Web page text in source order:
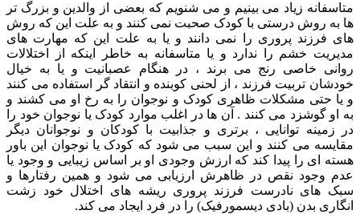
متاسفانه زیاد می بینیم و می شنویم که بعضی از والدین و بزرگ تر
ها به روش درستی با کودک صحبت نمی کنند و به علت این که روش
های فرزند پروری را نمی دانند و یا به علت این که مهارت های
مدیریت خشم را ندارد و یا متاسفانه به خاطر اینکه از اختلالات
روانی خاصی رنج می برند ، در هنگام عصبانیت و یا به خیال
خودشان تربیت فرزند ، از لحنی کوبنده و انتقاد گر استفاده می کنند
و یا حتی مشکلات ظاهری کودک و نوجوان را به رخ او می کشند و
به او گوشزد می کنند . آن ها در اغلب موارد کودک یا نوجوان خود را
در زمینه توانایی ، برتری و جذابیت با کودکان و نوجوانان دیگر
مقایسه می کنند و این سبب می شود که کودک یا نوجوان این باور
هسته ای را پیدا کند که ارزش وجودی او بر اساس زیبایی و وجود یا
عدم وجود نقص در ظاهرش ارزیابی می شود و همین رفتارها و
سبک های نادرست فرزند پروری ریشه های اختلال خود زشت
انگاری بدن (بادی دیسمورفیک) را در فرد ایجاد می کند.